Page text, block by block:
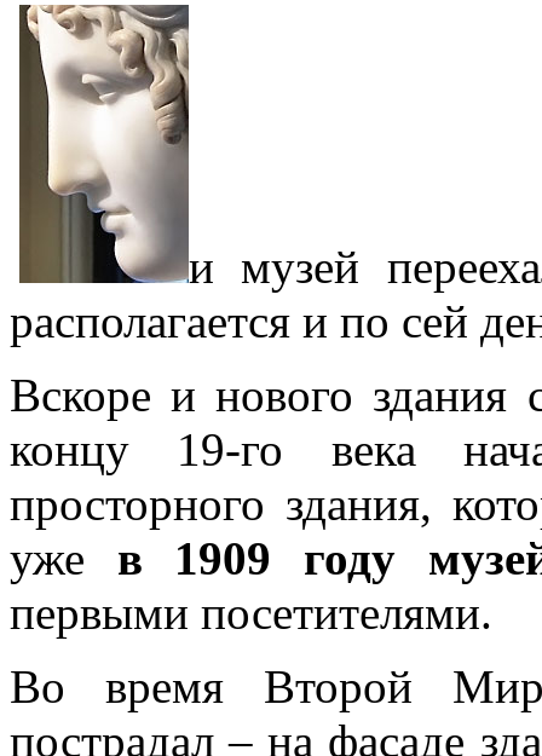
и музей
располагается и по сей
Вскоре и нового здания
концу 19-го века
просторного здания,
уже в 1909 году
первыми посетителями.
Во время Второй
пострадал – на фасаде